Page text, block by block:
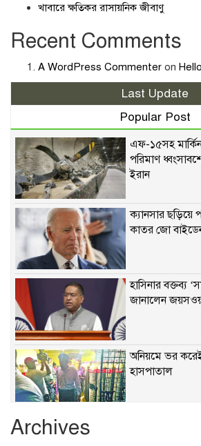
খাবারে ক্ষতিকর রাসায়নিক জীবাণু
Recent Comments
A WordPress Commenter on
Last Update
Popular Post
এফ-১৫সহ
পরিমাণ
ইরান
ক্যানসার ছড়িয়ে
কাতর জো
হাসিনার বক্তব্য
জানালেন
অনিয়মে ভর
হাসপাতাল
Archives